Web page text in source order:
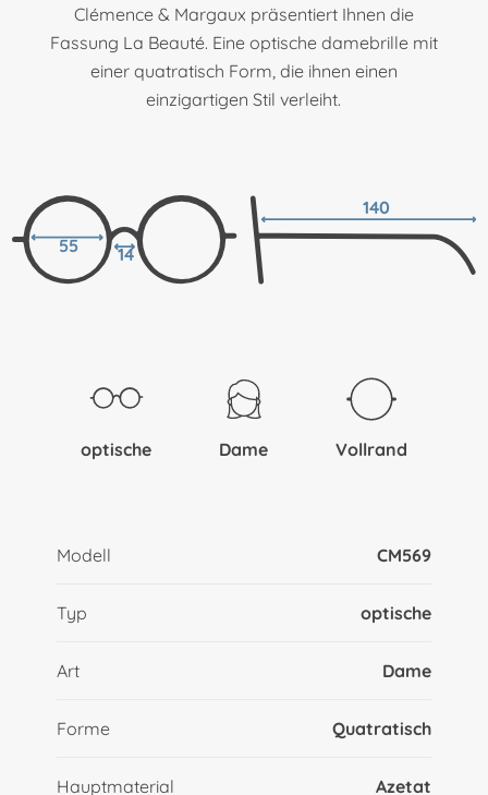
Clémence & Margaux präsentiert Ihnen die
Fassung La Beauté. Eine optische damebrille mit
einer quatratisch Form, die ihnen einen
einzigartigen Stil verleiht.
55 14
140
optische Dame Vollrand
Modell CM569
Typ optische
Art Dame
Forme Quatratisch
Hauptmaterial Azetat